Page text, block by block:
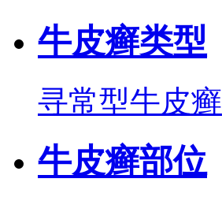
牛皮癣类型
寻常型牛皮癣
牛皮癣部位